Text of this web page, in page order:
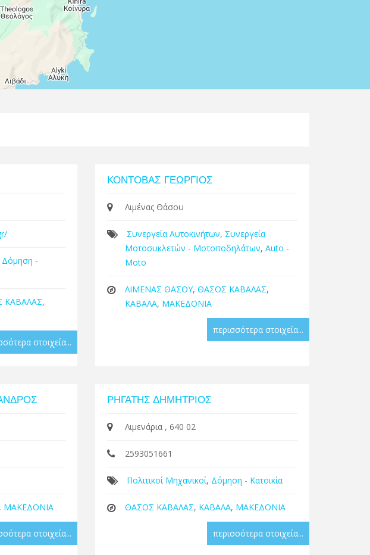
Δόμηση -
ΚΑΒΑΛΑΣ,
στοιχεία...
ΚΟΝΤΟΒΑΣ ΓΕΩΡΓΙΟΣ
Λιμένας Θάσου
Συνεργεία Αυτοκινήτων, Συνεργεία
Μοτοσυκλετών - Μοτοποδηλάτων, Auto -
Moto
ΛΙΜΕΝΑΣ ΘΑΣΟΥ, ΘΑΣΟΣ ΚΑΒΑΛΑΣ,
ΚΑΒΑΛΑ, ΜΑΚΕΔΟΝΙΑ
περισσότερα στοιχεία...
, ΜΑΚΕΔΟΝΙΑ
στοιχεία...
ΡΗΓΑΤΗΣ ΔΗΜΗΤΡΙΟΣ
Λιμενάρια , 640 02
2593051661
Πολιτικοί Μηχανικοί, Δόμηση - Κατοικία
ΘΑΣΟΣ ΚΑΒΑΛΑΣ, ΚΑΒΑΛΑ, ΜΑΚΕΔΟΝΙΑ
περισσότερα στοιχεία...